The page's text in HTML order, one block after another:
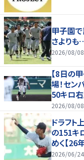
甲子園
さより
2026/08/
【8日の
場！セン
50キロ
2026/08/
ドラフ
の151キ
めく【26
2026/06/